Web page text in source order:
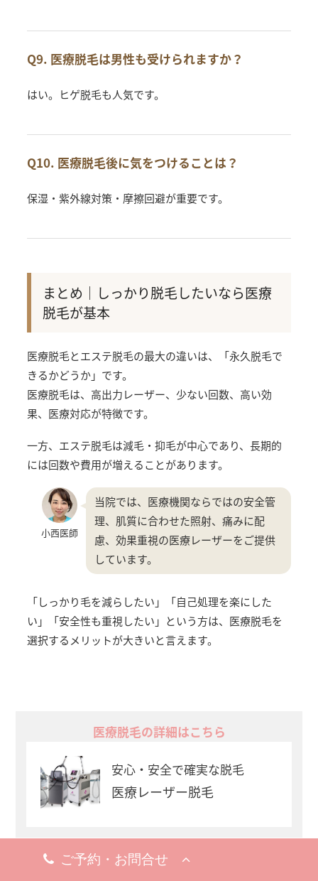
Q9. 医療脱毛は男性も受けられますか？
はい。ヒゲ脱毛も人気です。
Q10. 医療脱毛後に気をつけることは？
保湿・紫外線対策・摩擦回避が重要です。
まとめ｜しっかり脱毛したいなら医療
脱毛が基本
医療脱毛とエステ脱毛の最大の違いは、「永久脱毛で
きるかどうか」です。
医療脱毛は、高出力レーザー、少ない回数、高い効
果、医療対応が特徴です。
一方、エステ脱毛は減毛・抑毛が中心であり、長期的
には回数や費用が増えることがあります。
小西医師
当院では、医療機関ならではの安全管
理、肌質に合わせた照射、痛みに配
慮、効果重視の医療レーザーをご提供
しています。
「しっかり毛を減らしたい」「自己処理を楽にした
い」「安全性も重視したい」という方は、医療脱毛を
選択するメリットが大きいと言えます。
医療脱毛の詳細はこちら
安心・安全で確実な脱毛
医療レーザー脱毛